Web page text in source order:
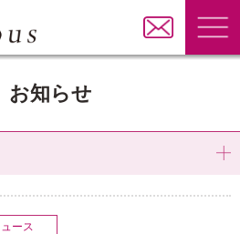
お知らせ
ース